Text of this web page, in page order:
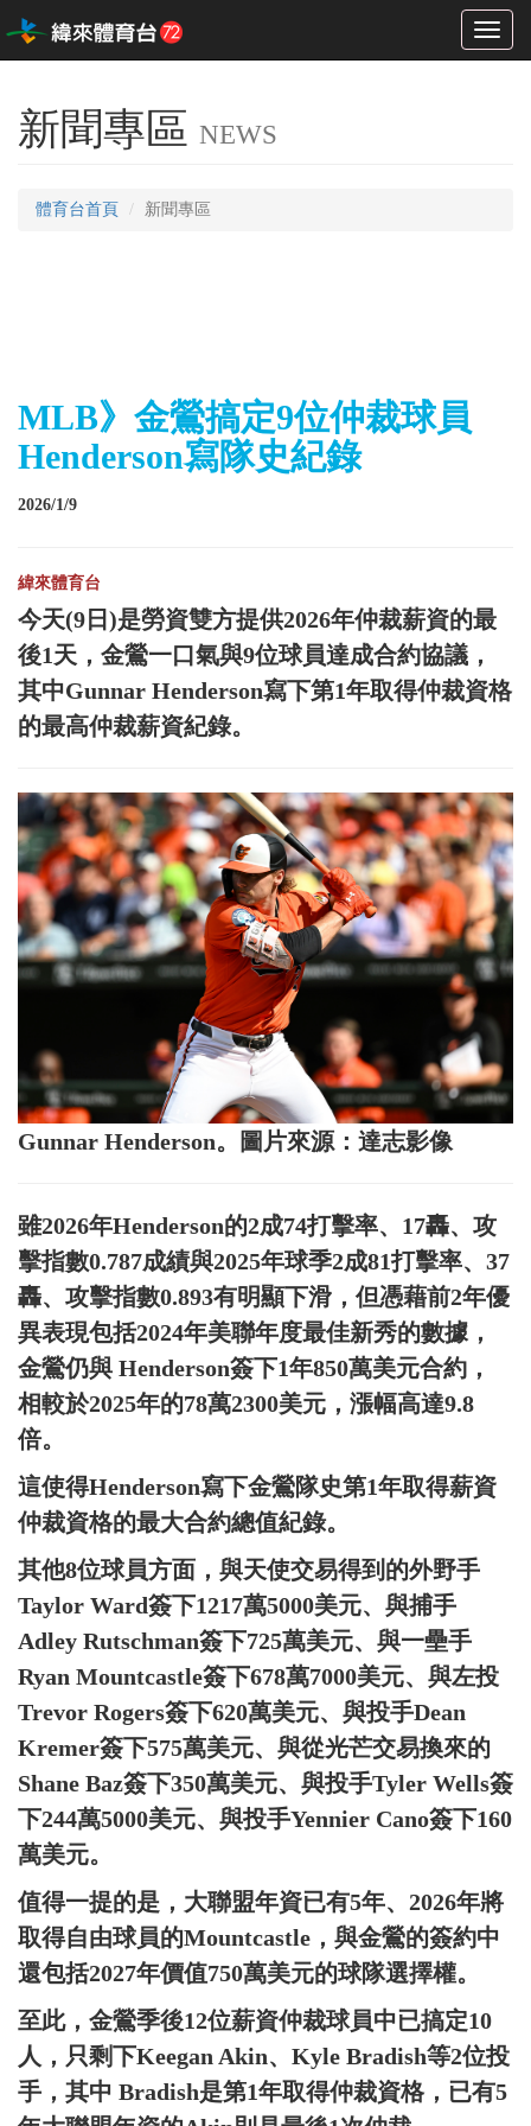
Toggle
新聞專區 NEWS
體育台首頁 新聞專區
MLB》金鶯搞定9位仲裁球員
Henderson寫隊史紀錄
2026/1/9
緯來體育台
今天(9日)是勞資雙方提供2026年仲裁薪資的最
後1天，金鶯一口氣與9位球員達成合約協議，
其中Gunnar Henderson寫下第1年取得仲裁資格
的最高仲裁薪資紀錄。
Gunnar Henderson。圖片來源：達志影像
雖2026年Henderson的2成74打擊率、17轟、攻
擊指數0.787成績與2025年球季2成81打擊率、37
轟、攻擊指數0.893有明顯下滑，但憑藉前2年優
異表現包括2024年美聯年度最佳新秀的數據，
金鶯仍與 Henderson簽下1年850萬美元合約，
相較於2025年的78萬2300美元，漲幅高達9.8
倍。
這使得Henderson寫下金鶯隊史第1年取得薪資
仲裁資格的最大合約總值紀錄。
其他8位球員方面，與天使交易得到的外野手
Taylor Ward簽下1217萬5000美元、與捕手
Adley Rutschman簽下725萬美元、與一壘手
Ryan Mountcastle簽下678萬7000美元、與左投
Trevor Rogers簽下620萬美元、與投手Dean
Kremer簽下575萬美元、與從光芒交易換來的
Shane Baz簽下350萬美元、與投手Tyler Wells簽
下244萬5000美元、與投手Yennier Cano簽下160
萬美元。
值得一提的是，大聯盟年資已有5年、2026年將
取得自由球員的Mountcastle，與金鶯的簽約中
還包括2027年價值750萬美元的球隊選擇權。
至此，金鶯季後12位薪資仲裁球員中已搞定10
人，只剩下Keegan Akin、Kyle Bradish等2位投
手，其中 Bradish是第1年取得仲裁資格，已有5